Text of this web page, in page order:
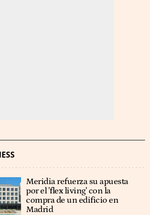
Meridia refuerza su apuesta
por el 'flex living' con la
compra de un edificio en
Madrid